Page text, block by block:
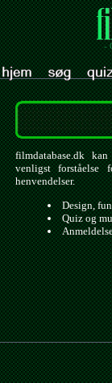
-
filmdatabase.dk
venligst
henvendelser.
Design,
Quiz og